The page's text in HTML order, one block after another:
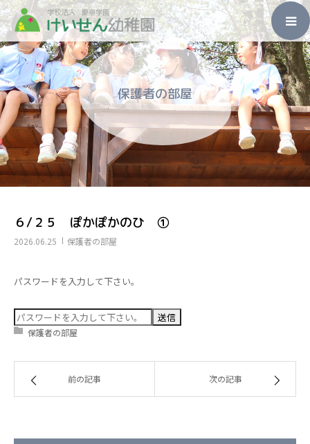
保護者の部屋
６/２５ ぽかぽかのひ ①
2026.06.25 保護者の部屋
パスワードを入力して下さい。
保護者の部屋
前の記事 次の記事
ホーム
園のこと
入園のご案内
未就園児教室
子育て支援
保護者の部屋
お知らせ